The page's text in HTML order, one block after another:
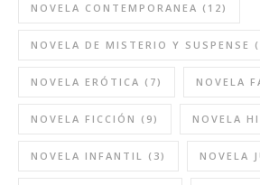
NOVELA CONTEMPORANEA (12)
NOVELA DE MISTERIO Y SUSPENSE
NOVELA ERÓTICA (7) NOVELA
NOVELA FICCIÓN (9) NOVELA
NOVELA INFANTIL (3) NOVELA